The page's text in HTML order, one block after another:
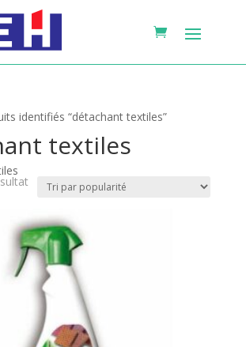
identifiés “détachant textiles”
textiles